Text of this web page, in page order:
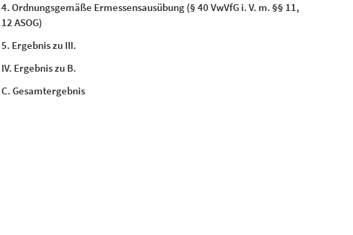
4. Ordnungsgemäße Ermessensausübung (§ 40 VwVfG i. V. m. §§ 11,
12 ASOG)
5. Ergebnis zu III.
IV. Ergebnis zu B.
C. Gesamtergebnis